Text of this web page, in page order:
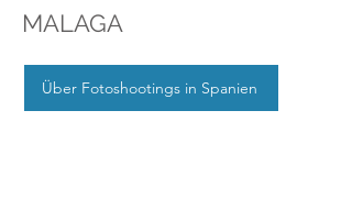
MALAGA
Über Fotoshootings in Spanien